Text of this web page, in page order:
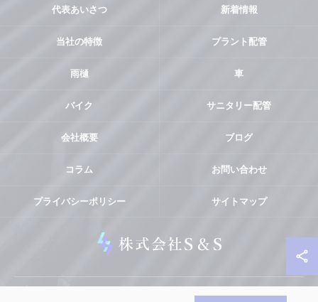
代表あいさつ 新着情報
当社の特徴 プラント配管
雨樋 車
バイク サニタリー配管
会社概要 ブログ
コラム お問い合わせ
プライバシーポリシー サイトマップ